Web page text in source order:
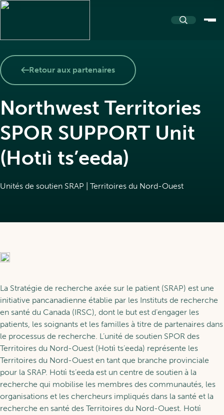
À propos
À propos de PASSERELLE
Notre nom et logo
Équipe et partenaires
À propos de la RAP
Ressources
Répertoire de ressources
Communauté
Nouvelles
Nos fellows
Soutien à la relève
Apprendre
Se former à la RAP
Parcours d’apprentissage
Services
Nos services
EN
Devenir membre
Retour aux partenaires
Northwest Territories
SPOR SUPPORT Unit
(Hotıì ts’eeda)
Unités de soutien SRAP | Territoires du Nord-Ouest
La Stratégie de recherche axée sur le patient (SRAP) est une
initiative pancanadienne établie par les Instituts de recherche
en santé du Canada (IRSC), dont le but est d’engager les
patients, les soignants et les familles à titre de partenaires dans
le processus de recherche. L’unité de soutien SPOR des
Territoires du Nord-Ouest (Hotıì ts’eeda) représente les
Territoires du Nord-Ouest en tant que branche provinciale
pour la SRAP. Hotıì ts’eeda est un centre de soutien à la
recherche qui mobilise les membres des communautés, les
organisations et les chercheurs impliqués dans la santé et la
recherche en santé des Territoires du Nord-Ouest. Hotıì